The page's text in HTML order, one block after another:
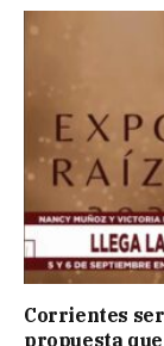
Corrientes
propuesta